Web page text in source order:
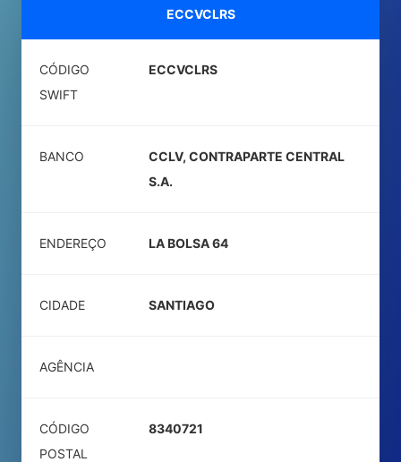
ECCVCLRS
CÓDIGO
SWIFT
ECCVCLRS
BANCO
CCLV, CONTRAPARTE CENTRAL
S.A.
ENDEREÇO LA BOLSA 64
CIDADE SANTIAGO
AGÊNCIA
CÓDIGO
POSTAL
8340721